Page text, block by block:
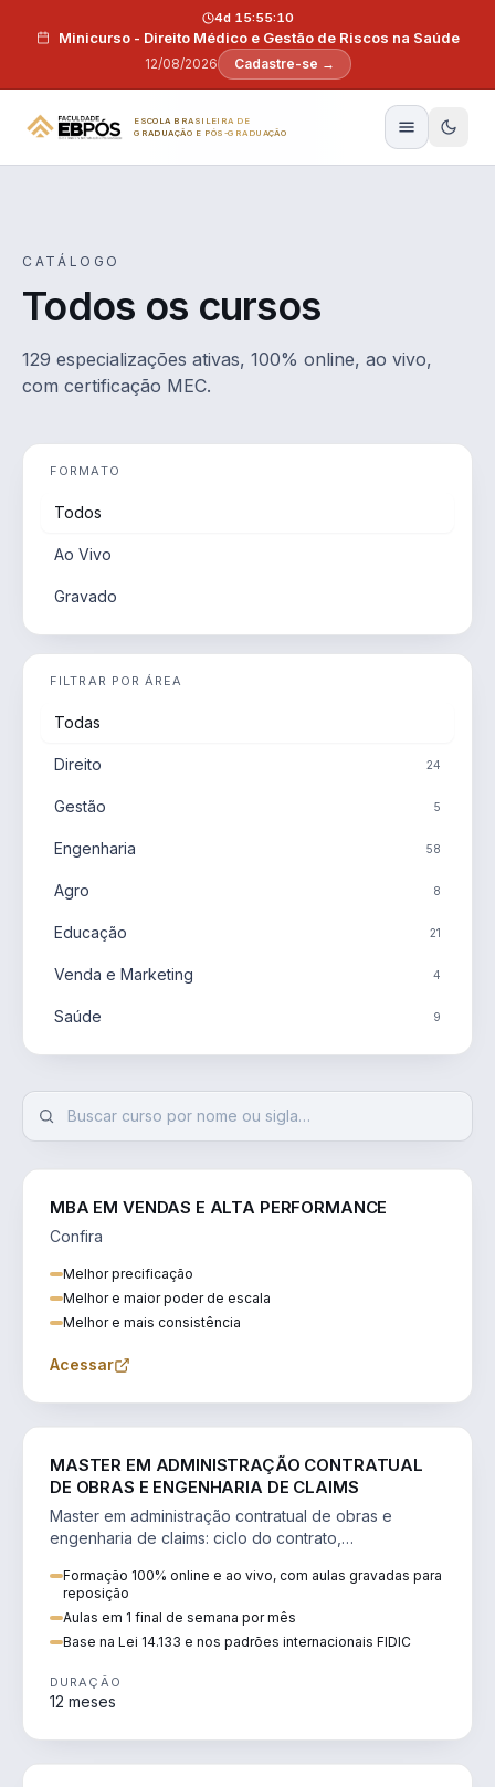
Minicurso - Direito Médico e Gestão de Riscos na Saúde
12/08/2026
4d 15:55:09
Cadastre-se →
ESCOLA BRASILEIRA DE
GRADUAÇÃO E PÓS-GRADUAÇÃO
CATÁLOGO
Todos os cursos
129 especializações ativas, 100% online, ao vivo,
com certificação MEC.
FORMATO
Todos
Ao Vivo
Gravado
FILTRAR POR ÁREA
Todas
Direito 24
Gestão 5
Engenharia 58
Agro 8
Educação 21
Venda e Marketing 4
Saúde 9
MBA EM VENDAS E ALTA PERFORMANCE
Confira
Melhor precificação
Melhor e maior poder de escala
Melhor e mais consistência
Acessar
MASTER EM ADMINISTRAÇÃO CONTRATUAL
DE OBRAS E ENGENHARIA DE CLAIMS
Master em administração contratual de obras e
engenharia de claims: ciclo do contrato,
Formação 100% online e ao vivo, com aulas gravadas para
reposição
Aulas em 1 final de semana por mês
Base na Lei 14.133 e nos padrões internacionais FIDIC
DURAÇÃO
12 meses